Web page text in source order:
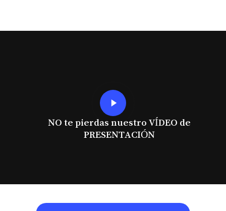
Play
Video
NO te pierdas nuestro VÍDEO de
PRESENTACIÓN